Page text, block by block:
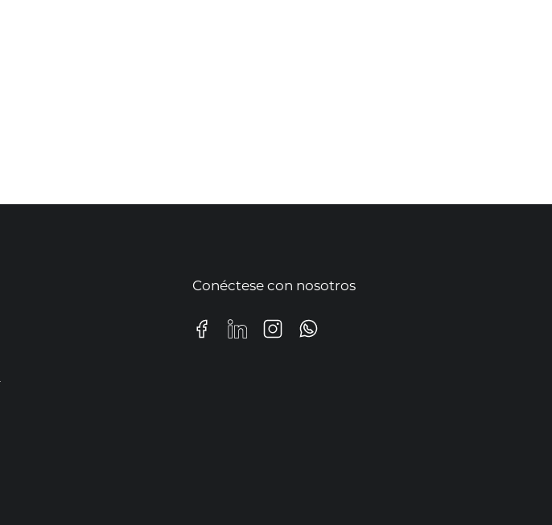
Conéctese con nosotros